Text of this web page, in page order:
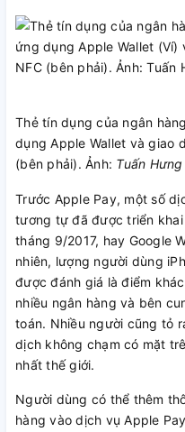
Thẻ tín dụng của ngân
dụng Apple Wallet và giao
(bên phải). Ảnh: Tuấn Hưng
Trước Apple Pay, một số
tương tự đã được triển
tháng 9/2017, hay Google
nhiên, lượng người dùng
được đánh giá là điểm
nhiều ngân hàng và bên
toán. Nhiều người cũng tỏ
dịch không chạm có mặt
nhất thế giới.
Người dùng có thể thêm
hàng vào dịch vụ Apple